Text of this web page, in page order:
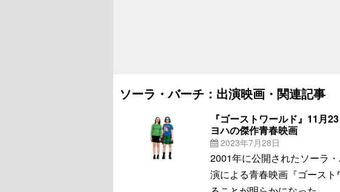
ソーラ・バーチ：出演映画・関連記事
『ゴーストワールド』11月
ヨハの傑作青春映画
2023年7月28日
2001年に公開されたソーラ
演による青春映画『ゴース